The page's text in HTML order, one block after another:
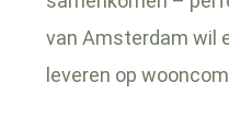
van Amsterdam wil
leveren op